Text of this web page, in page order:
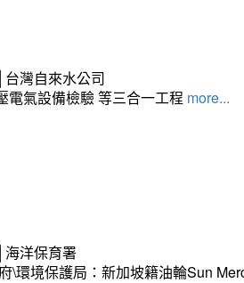
灣自來水公司
電氣設備檢驗 等三合一工程 more...
海洋保育署
\環境保護局：新加坡籍油輪Sun